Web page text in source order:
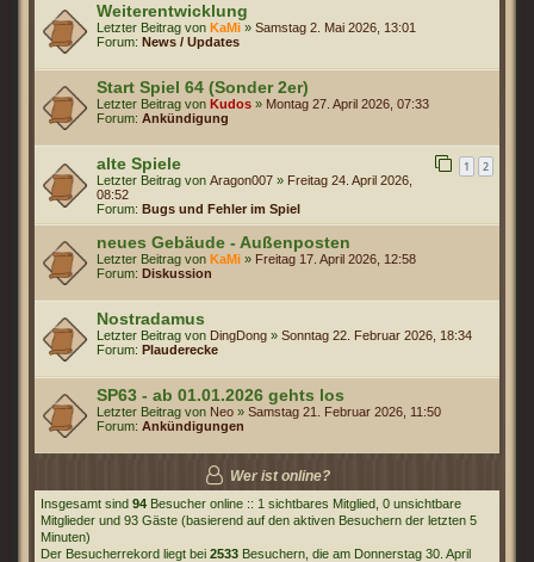
Weiterentwicklung
Letzter Beitrag von KaMi » Samstag 2. Mai 2026, 13:01
Forum: News / Updates
Start Spiel 64 (Sonder 2er)
Letzter Beitrag von Kudos » Montag 27. April 2026, 07:33
Forum: Ankündigung
alte Spiele 1 2
Letzter Beitrag von Aragon007 » Freitag 24. April 2026,
08:52
Forum: Bugs und Fehler im Spiel
neues Gebäude - Außenposten
Letzter Beitrag von KaMi » Freitag 17. April 2026, 12:58
Forum: Diskussion
Nostradamus
Letzter Beitrag von DingDong » Sonntag 22. Februar 2026, 18:34
Forum: Plauderecke
SP63 - ab 01.01.2026 gehts los
Letzter Beitrag von Neo » Samstag 21. Februar 2026, 11:50
Forum: Ankündigungen
Wer ist online?
Insgesamt sind 94 Besucher online :: 1 sichtbares Mitglied, 0 unsichtbare
Mitglieder und 93 Gäste (basierend auf den aktiven Besuchern der letzten 5
Minuten)
Der Besucherrekord liegt bei 2533 Besuchern, die am Donnerstag 30. April